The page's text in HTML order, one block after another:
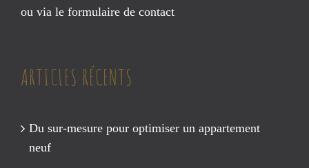
ou via le formulaire de contact
ARTICLES RÉCENTS
Du sur-mesure pour optimiser un appartement
neuf